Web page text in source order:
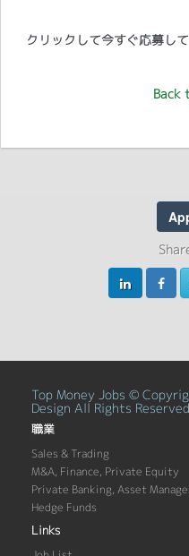
クリックして今すぐ応募し
Back
Top Money Jobs ©
Design All Rights
職業
Sales & Trading
M&A, Finance, Private Equity
Private Banking, Asset
Hedge Funds
Links